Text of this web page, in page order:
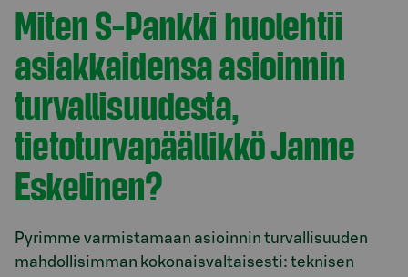
Miten S-Pankki huolehtii
asiakkaidensa asioinnin
turvallisuudesta,
tietoturvapäällikkö Janne
Eskelinen?
Pyrimme varmistamaan asioinnin turvallisuuden
mahdollisimman kokonaisvaltaisesti: teknisen